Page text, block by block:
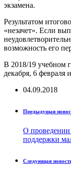
экзамена.
Результатом
«незачет». Если
возможность его
В 2018/19 учебном
декабря, 6 февраля
04.09.2018
Предыдущая
О проведении
поддержки
Следующая